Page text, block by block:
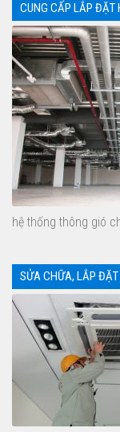
CUNG CẤP LẮP ĐẶT
hệ thống thông gió
SỬA CHỮA, LẮP